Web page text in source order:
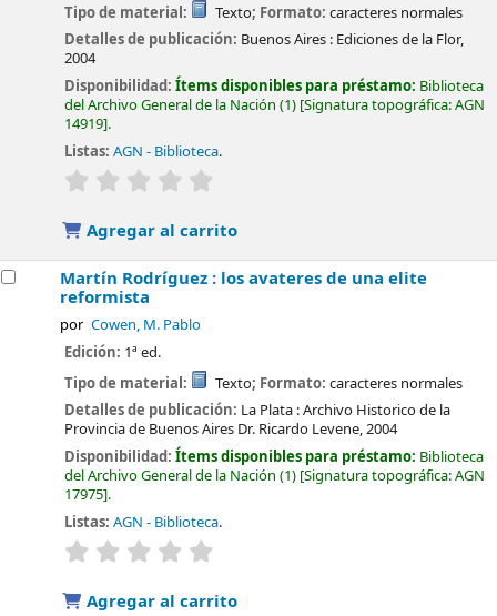
Tipo de material:
Texto; Formato: caracteres normales
Detalles de publicación: Buenos Aires : Ediciones de la Flor,
2004
Disponibilidad:Ítems disponibles para préstamo: Biblioteca
del Archivo General de la Nación (1) Signatura topográfica:AGN
14919 .
Listas: AGN - Biblioteca.
valoración
Agregar al carrito
Martín Rodríguez : los avateres de una elite
reformista
por Cowen, M. Pablo
Edición: 1ª ed.
Tipo de material:
Texto; Formato: caracteres normales
Detalles de publicación: La Plata :Archivo Historico de la
Provincia de Buenos Aires Dr. Ricardo Levene,2004
Disponibilidad:Ítems disponibles para préstamo: Biblioteca
del Archivo General de la Nación (1) Signatura topográfica:AGN
17975 .
Listas: AGN - Biblioteca.
valoración
Agregar al carrito